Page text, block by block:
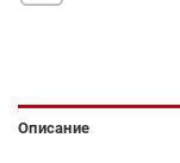
Описание